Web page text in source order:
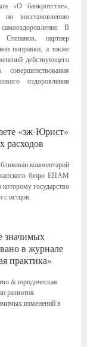
«О банкротстве»,
по восстановлению
В
партнер
поправки, а также
действующего
оздоровления
«эж-Юрист»
расходов
комментарий
бюро ЕПАМ
государство
с истцов.
значимых
в журнале
практика»
& юридическая
развития
изменений в